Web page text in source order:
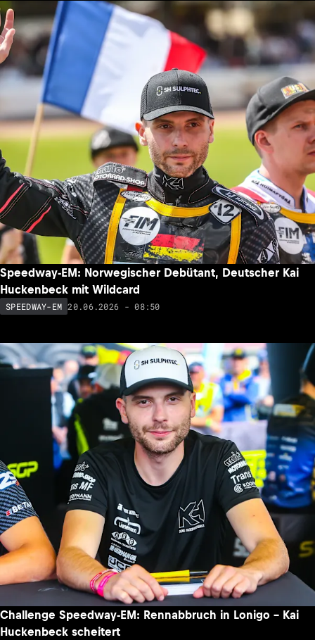
Speedway-EM: Norwegischer Debütant, Deutscher Kai
Huckenbeck mit Wildcard
SPEEDWAY-EM 20.06.2026 - 08:50
Challenge Speedway-EM: Rennabbruch in Lonigo – Kai
Huckenbeck scheitert